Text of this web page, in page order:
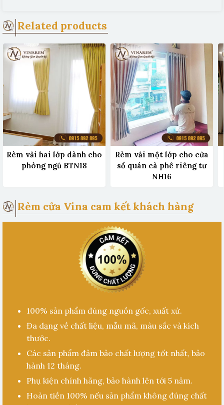
Related products
Rèm vải hai lớp dành cho
phòng ngủ BTN18
Rèm vải một lớp cho cửa
sổ quán cà phê riêng tư
NH16
Rèm cửa Vina cam kết khách hàng
100% sản phẩm đúng nguồn gốc, xuất xứ.
Đa dạng về chất liệu, mẫu mã, màu sắc và kích
thước.
Các sản phẩm đảm bảo chất lượng tốt nhất, bảo
hành 12 tháng.
Phụ kiện chính hãng, bảo hành lên tới 5 năm.
Hoàn tiền 100% nếu sản phẩm không đúng chất